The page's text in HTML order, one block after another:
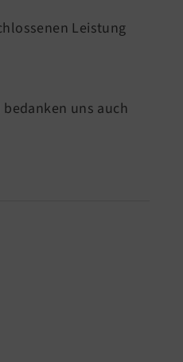
Leistung
uns auch